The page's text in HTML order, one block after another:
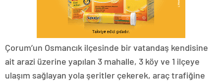
Çorum’un Osmancık ilçesinde bir vatandaş kendisine
ait arazi üzerine yapılan 3 mahalle, 3 köy ve 1 ilçeye
ulaşım sağlayan yola şeritler çekerek, araç trafiğine